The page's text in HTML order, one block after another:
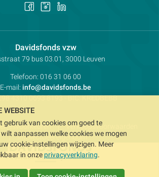
Davidsfonds vzwContactpersoon:
79 bus 03.01, 3000 Leuven
Telefoon: 016 31 06 00
E-mail: info@davidsfonds.be
4310 0693 8193- BIC:KREDBEBB
Verkoopsvoorwaarden
Intellectueel eigendom
Volg Volg
WEBSITE
gebruik van cookies om goed te
aanpassen welke cookies we mogen
cookie-instellingen wijzigen. Meer
in onzeprivacyverklaring.